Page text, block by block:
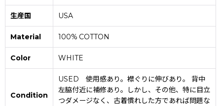
生産国 USA
Material 100% COTTON
Color WHITE
Condition
USED 使用感あり。襟ぐりに伸びあり。 背中
左脇付近に補修あり。しかし、その他、特に目立
つダメージなく、古着慣れした方であれば問題な